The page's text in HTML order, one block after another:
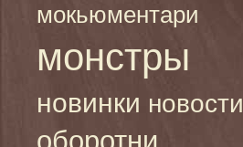
мокьюментари
монстры
новинки новости
оборотни